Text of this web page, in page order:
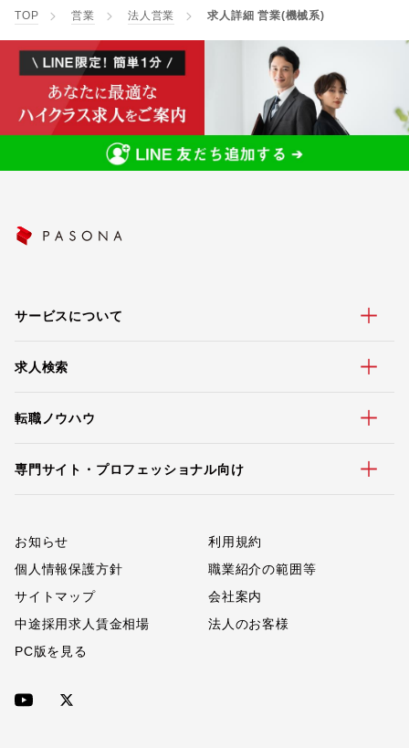
TOP 営業 法人営業 求人詳細 営業(機械系)
サービスについて
求人検索
転職ノウハウ
専門サイト・プロフェッショナル向け
お知らせ
利用規約
個人情報保護方針
職業紹介の範囲等
サイトマップ
会社案内
中途採用求人賃金相場
法人のお客様
PC版を見る